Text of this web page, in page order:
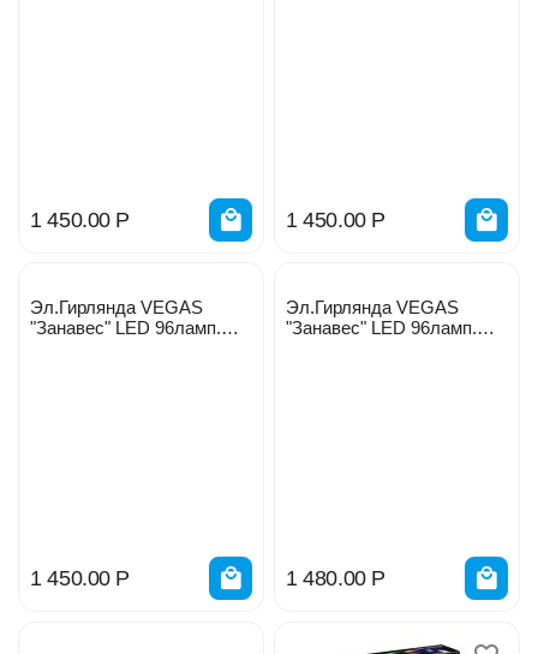
1 450.00 Р 1 450.00 Р
Эл.Гирлянда VEGAS
"Занавес" LED 96ламп.
1 450.00 Р
Эл.Гирлянда VEGAS
"Занавес" LED 96ламп.
1 480.00 Р